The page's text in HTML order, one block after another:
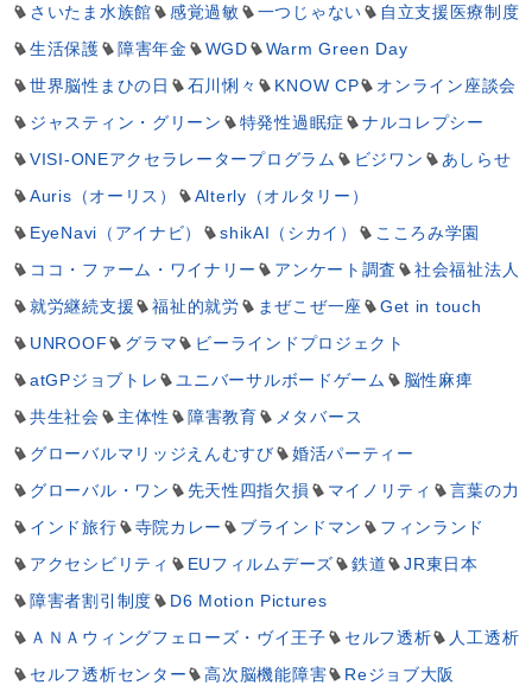
さいたま水族館
感覚過敏 一つじゃない
自立支援医療制度
生活保護
障害年金 WGD
Warm Green Day
世界脳性まひの日
石川悧々 KNOW CP
オンライン座談会
ジャスティン・グリーン
特発性過眠症
ナルコレプシー
VISI-ONEアクセラレータープログラム
ビジワン
あしらせ
Auris（オーリス）
Alterly（オルタリー）
EyeNavi（アイナビ）
shikAI（シカイ）
こころみ学園
ココ・ファーム・ワイナリー
アンケート調査
社会福祉法人
就労継続支援
福祉的就労 まぜこぜ一座
Get in touch
UNROOF
グラマ
ビーラインドプロジェクト
atGPジョブトレ
ユニバーサルボードゲーム
脳性麻痺
共生社会
主体性 障害教育
メタバース
グローバルマリッジえんむすび
婚活パーティー
グローバル・ワン
先天性四指欠損 マイノリティ
言葉の力
インド旅行
寺院カレー ブラインドマン
フィンランド
アクセシビリティ
EUフィルムデーズ 鉄道
JR東日本
障害者割引制度
D6 Motion Pictures
ＡＮＡウィングフェローズ・ヴイ王子
セルフ透析
人工透析
セルフ透析センター
高次脳機能障害
Reジョブ大阪